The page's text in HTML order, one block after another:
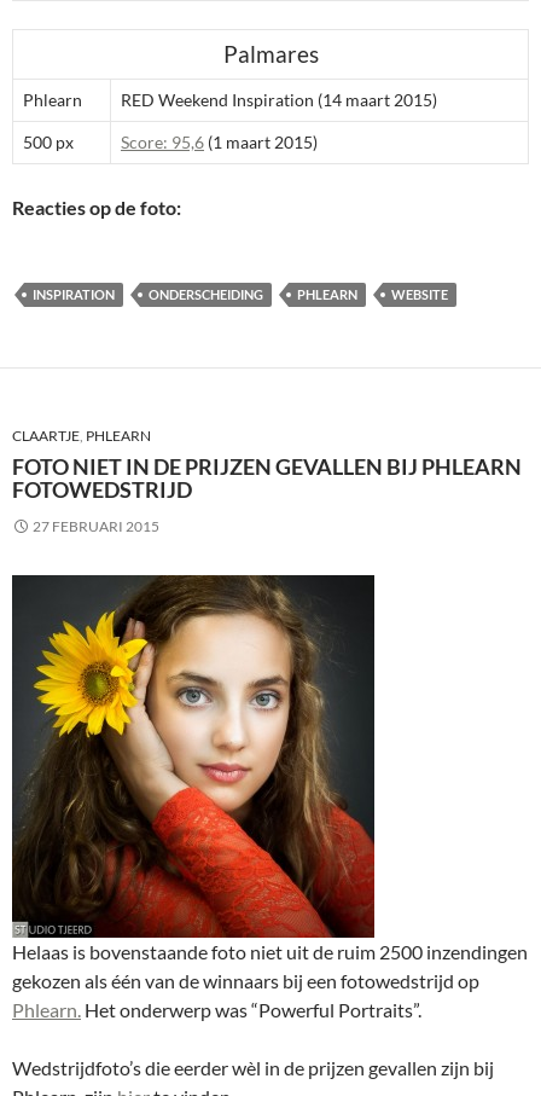
Palmares
Phlearn RED Weekend Inspiration (14 maart 2015)
500 px Score: 95,6 (1 maart 2015)
Reacties op de foto:
INSPIRATION ONDERSCHEIDING PHLEARN WEBSITE
CLAARTJE PHLEARN
FOTO NIET IN DE PRIJZEN GEVALLEN BIJ PHLEARN
FOTOWEDSTRIJD
27 FEBRUARI 2015
Helaas is bovenstaande foto niet uit de ruim 2500 inzendingen
gekozen als één van de winnaars bij een fotowedstrijd op
Phlearn. Het onderwerp was “Powerful Portraits”.
Wedstrijdfoto’s die eerder wèl in de prijzen gevallen zijn bij